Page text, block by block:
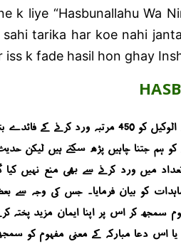
k liye “Hasbunallahu Wa
tarika har koe nahi
iss k fade hasil hon ghay
حسبنا اللہ ونعم الوکیل ایک عظیم دعا ہے جو کہ سورہ آل عمران کی ایت 173 میں ہے اس پوسٹ میں ہم آپ کو حسبنا اللہ
سے اس دعا مبارکہ کو ہم جتنا چاہیں پڑھ سکتے ہیں
میں ورد کرنے سے بھی منع نہیں کیا
کو بیان فرمایا۔ جس کی وجہ سے
سمجھ کر اس پر اپنا ایمان مزید پختہ
اس دعا مبارکہ کے معنی مفہوم کو